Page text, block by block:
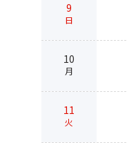
9
日
10
月
11
火